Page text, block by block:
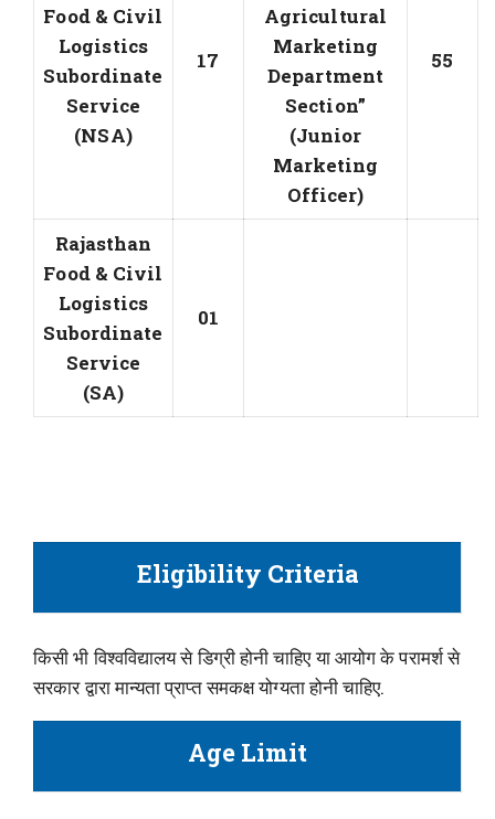
Food & Civil
Logistics
Subordinate
Service
(NSA)
17
Agricultural
Marketing
Department
Section”
(Junior
Marketing
Officer)
55
Rajasthan
Food & Civil
Logistics
Subordinate
Service
(SA)
01
Eligibility Criteria
किसी भी विश्वविद्यालय से डिग्री होनी चाहिए या आयोग के परामर्श से
सरकार द्वारा मान्यता प्राप्त समकक्ष योग्यता होनी चाहिए.
Age Limit